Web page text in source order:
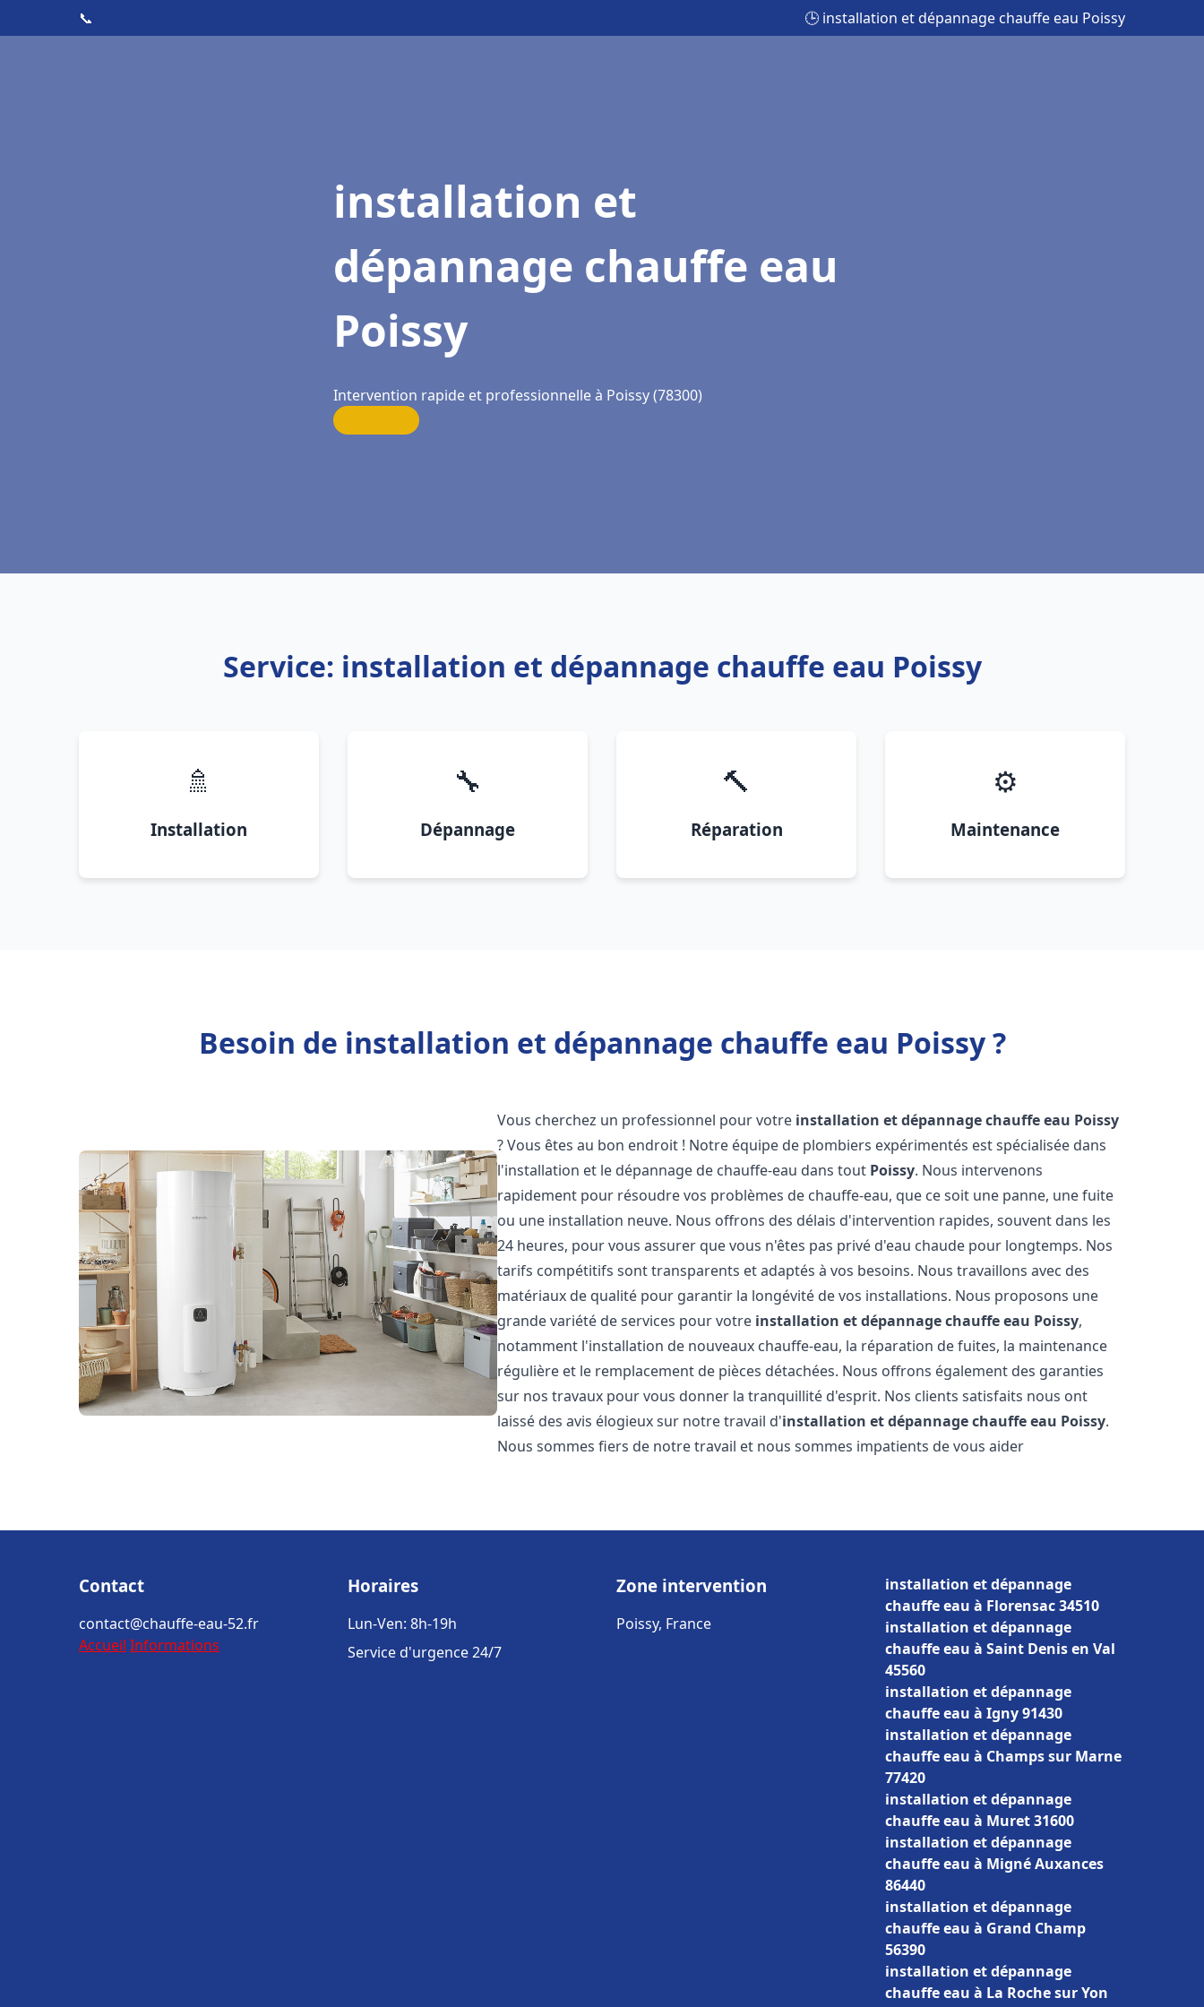
📞 🕒 installation et dépannage chauffe eau Poissy
installation et
dépannage chauffe eau
Poissy
Intervention rapide et professionnelle à Poissy (78300)
Service: installation et dépannage chauffe eau Poissy
🚿
Installation
🔧
Dépannage
🔨
Réparation
⚙️
Maintenance
Besoin de installation et dépannage chauffe eau Poissy ?
Vous cherchez un professionnel pour votre installation et dépannage chauffe eau Poissy
? Vous êtes au bon endroit ! Notre équipe de plombiers expérimentés est spécialisée dans
l'installation et le dépannage de chauffe-eau dans tout Poissy. Nous intervenons
rapidement pour résoudre vos problèmes de chauffe-eau, que ce soit une panne, une fuite
ou une installation neuve. Nous offrons des délais d'intervention rapides, souvent dans les
24 heures, pour vous assurer que vous n'êtes pas privé d'eau chaude pour longtemps. Nos
tarifs compétitifs sont transparents et adaptés à vos besoins. Nous travaillons avec des
matériaux de qualité pour garantir la longévité de vos installations. Nous proposons une
grande variété de services pour votre installation et dépannage chauffe eau Poissy,
notamment l'installation de nouveaux chauffe-eau, la réparation de fuites, la maintenance
régulière et le remplacement de pièces détachées. Nous offrons également des garanties
sur nos travaux pour vous donner la tranquillité d'esprit. Nos clients satisfaits nous ont
laissé des avis élogieux sur notre travail d'installation et dépannage chauffe eau Poissy.
Nous sommes fiers de notre travail et nous sommes impatients de vous aider
Contact
contact@chauffe-eau-52.fr
Accueil Informations
Horaires
Lun-Ven: 8h-19h
Service d'urgence 24/7
Zone intervention
Poissy, France
installation et dépannage
chauffe eau à Florensac 34510
installation et dépannage
chauffe eau à Saint Denis en Val
45560
installation et dépannage
chauffe eau à Igny 91430
installation et dépannage
chauffe eau à Champs sur Marne
77420
installation et dépannage
chauffe eau à Muret 31600
installation et dépannage
chauffe eau à Migné Auxances
86440
installation et dépannage
chauffe eau à Grand Champ
56390
installation et dépannage
chauffe eau à La Roche sur Yon